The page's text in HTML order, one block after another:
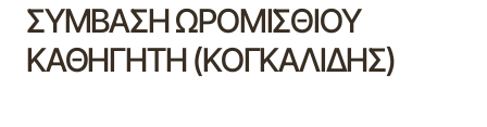
ΣΥΜΒΑΣΗ ΩΡΟΜΙΣΘΙΟΥ
ΚΑΘΗΓΗΤΗ (ΚΟΓΚΑΛΙΔΗΣ)